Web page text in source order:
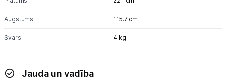
Augstums: 115.7 cm
Svars: 4 kg
Jauda un vadība